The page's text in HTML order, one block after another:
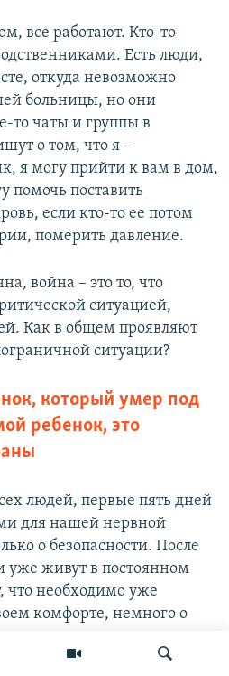
все работают. Кто-то
Есть люди,
откуда невозможно
больницы, но они
то чаты и группы в
о том, что я –
я могу прийти к вам в дом,
помочь поставить
если кто-то ее потом
померить давление.
война – это то, что
ситуацией,
Как в общем проявляют
ситуации?
который умер под
ребенок, это
людей, первые пять дней
для нашей нервной
о безопасности. После
уже живут в постоянном
что необходимо уже
комфорте, немного о
системе и голове отдых